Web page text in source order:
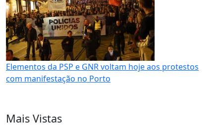
Elementos da PSP e GNR voltam hoje aos protestos
com manifestação no Porto
Mais Vistas